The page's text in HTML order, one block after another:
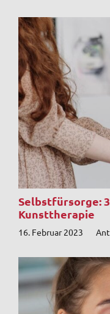
Selbstfürsorge:
Kunsttherapie
16. Februar 2023